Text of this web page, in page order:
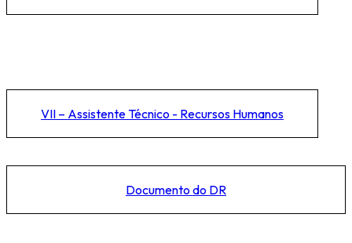
VII – Assistente Técnico - Recursos Humanos
Documento do DR